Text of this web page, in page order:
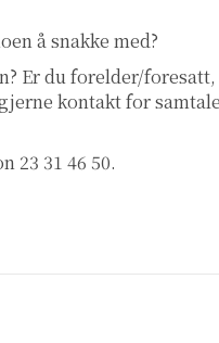
å snakke med?
Er du forelder/
kontakt for
23 31 46 50.